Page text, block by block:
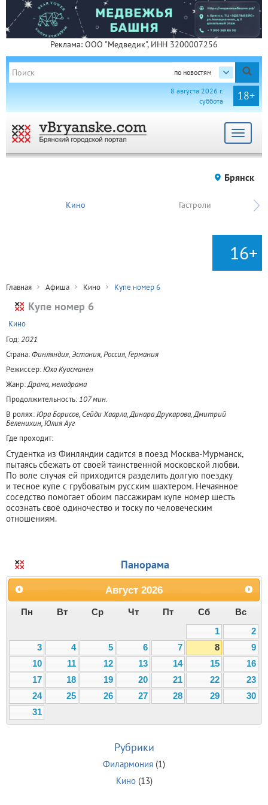
Реклама: ООО "Медведик", ИНН 3200007256
по новостям
18+
8 августа 2026 г.
суббота
Toggle
Брянск
Кино Гастроли
16+
Главная Афиша Кино Купе номер 6
Купе номер 6
Кино
Год:2021
Страна:Финляндия, Эстония, Россия, Германия
Режиссер:Юхо Куосманен
Жанр:Драма, мелодрама
Продолжительность: 107 мин.
В ролях:Юра Борисов, Сейди Хаарла, Динара Друкарова, Дмитрий
Беленихин, Юлия Ауг
Где проходит:
Студентка из Финляндии садится в поезд Москва-Мурманск,
пытаясь сбежать от своей таинственной московской любви.
По воле случая ей приходится разделить долгую поездку
и тесное купе с грубоватым русским шахтером. Нечаянное
соседство помогает обоим пассажирам купе номер шесть
осознать своё одиночество и тоску по человеческим
отношениям.
Панорама
Август 2026
Пн Вт Ср Чт Пт Сб
Вс
1
2
3
4 5 6 7 8
9
10
11 12 13 14 15
16
17
18 19 20 21 22
23
24
25 26 27 28 29
30
31
Рубрики
Филармония (1)
Кино(13)